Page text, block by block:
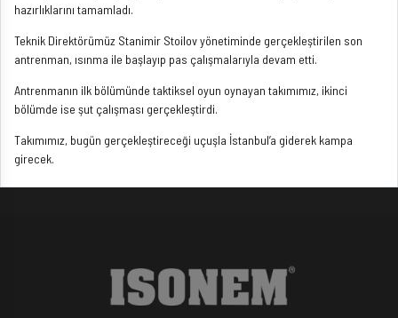
hazırlıklarını tamamladı.
Teknik Direktörümüz Stanimir Stoilov yönetiminde gerçekleştirilen son
antrenman, ısınma ile başlayıp pas çalışmalarıyla devam etti.
Antrenmanın ilk bölümünde taktiksel oyun oynayan takımımız, ikinci
bölümde ise şut çalışması gerçekleştirdi.
Takımımız, bugün gerçekleştireceği uçuşla İstanbul’a giderek kampa
girecek.